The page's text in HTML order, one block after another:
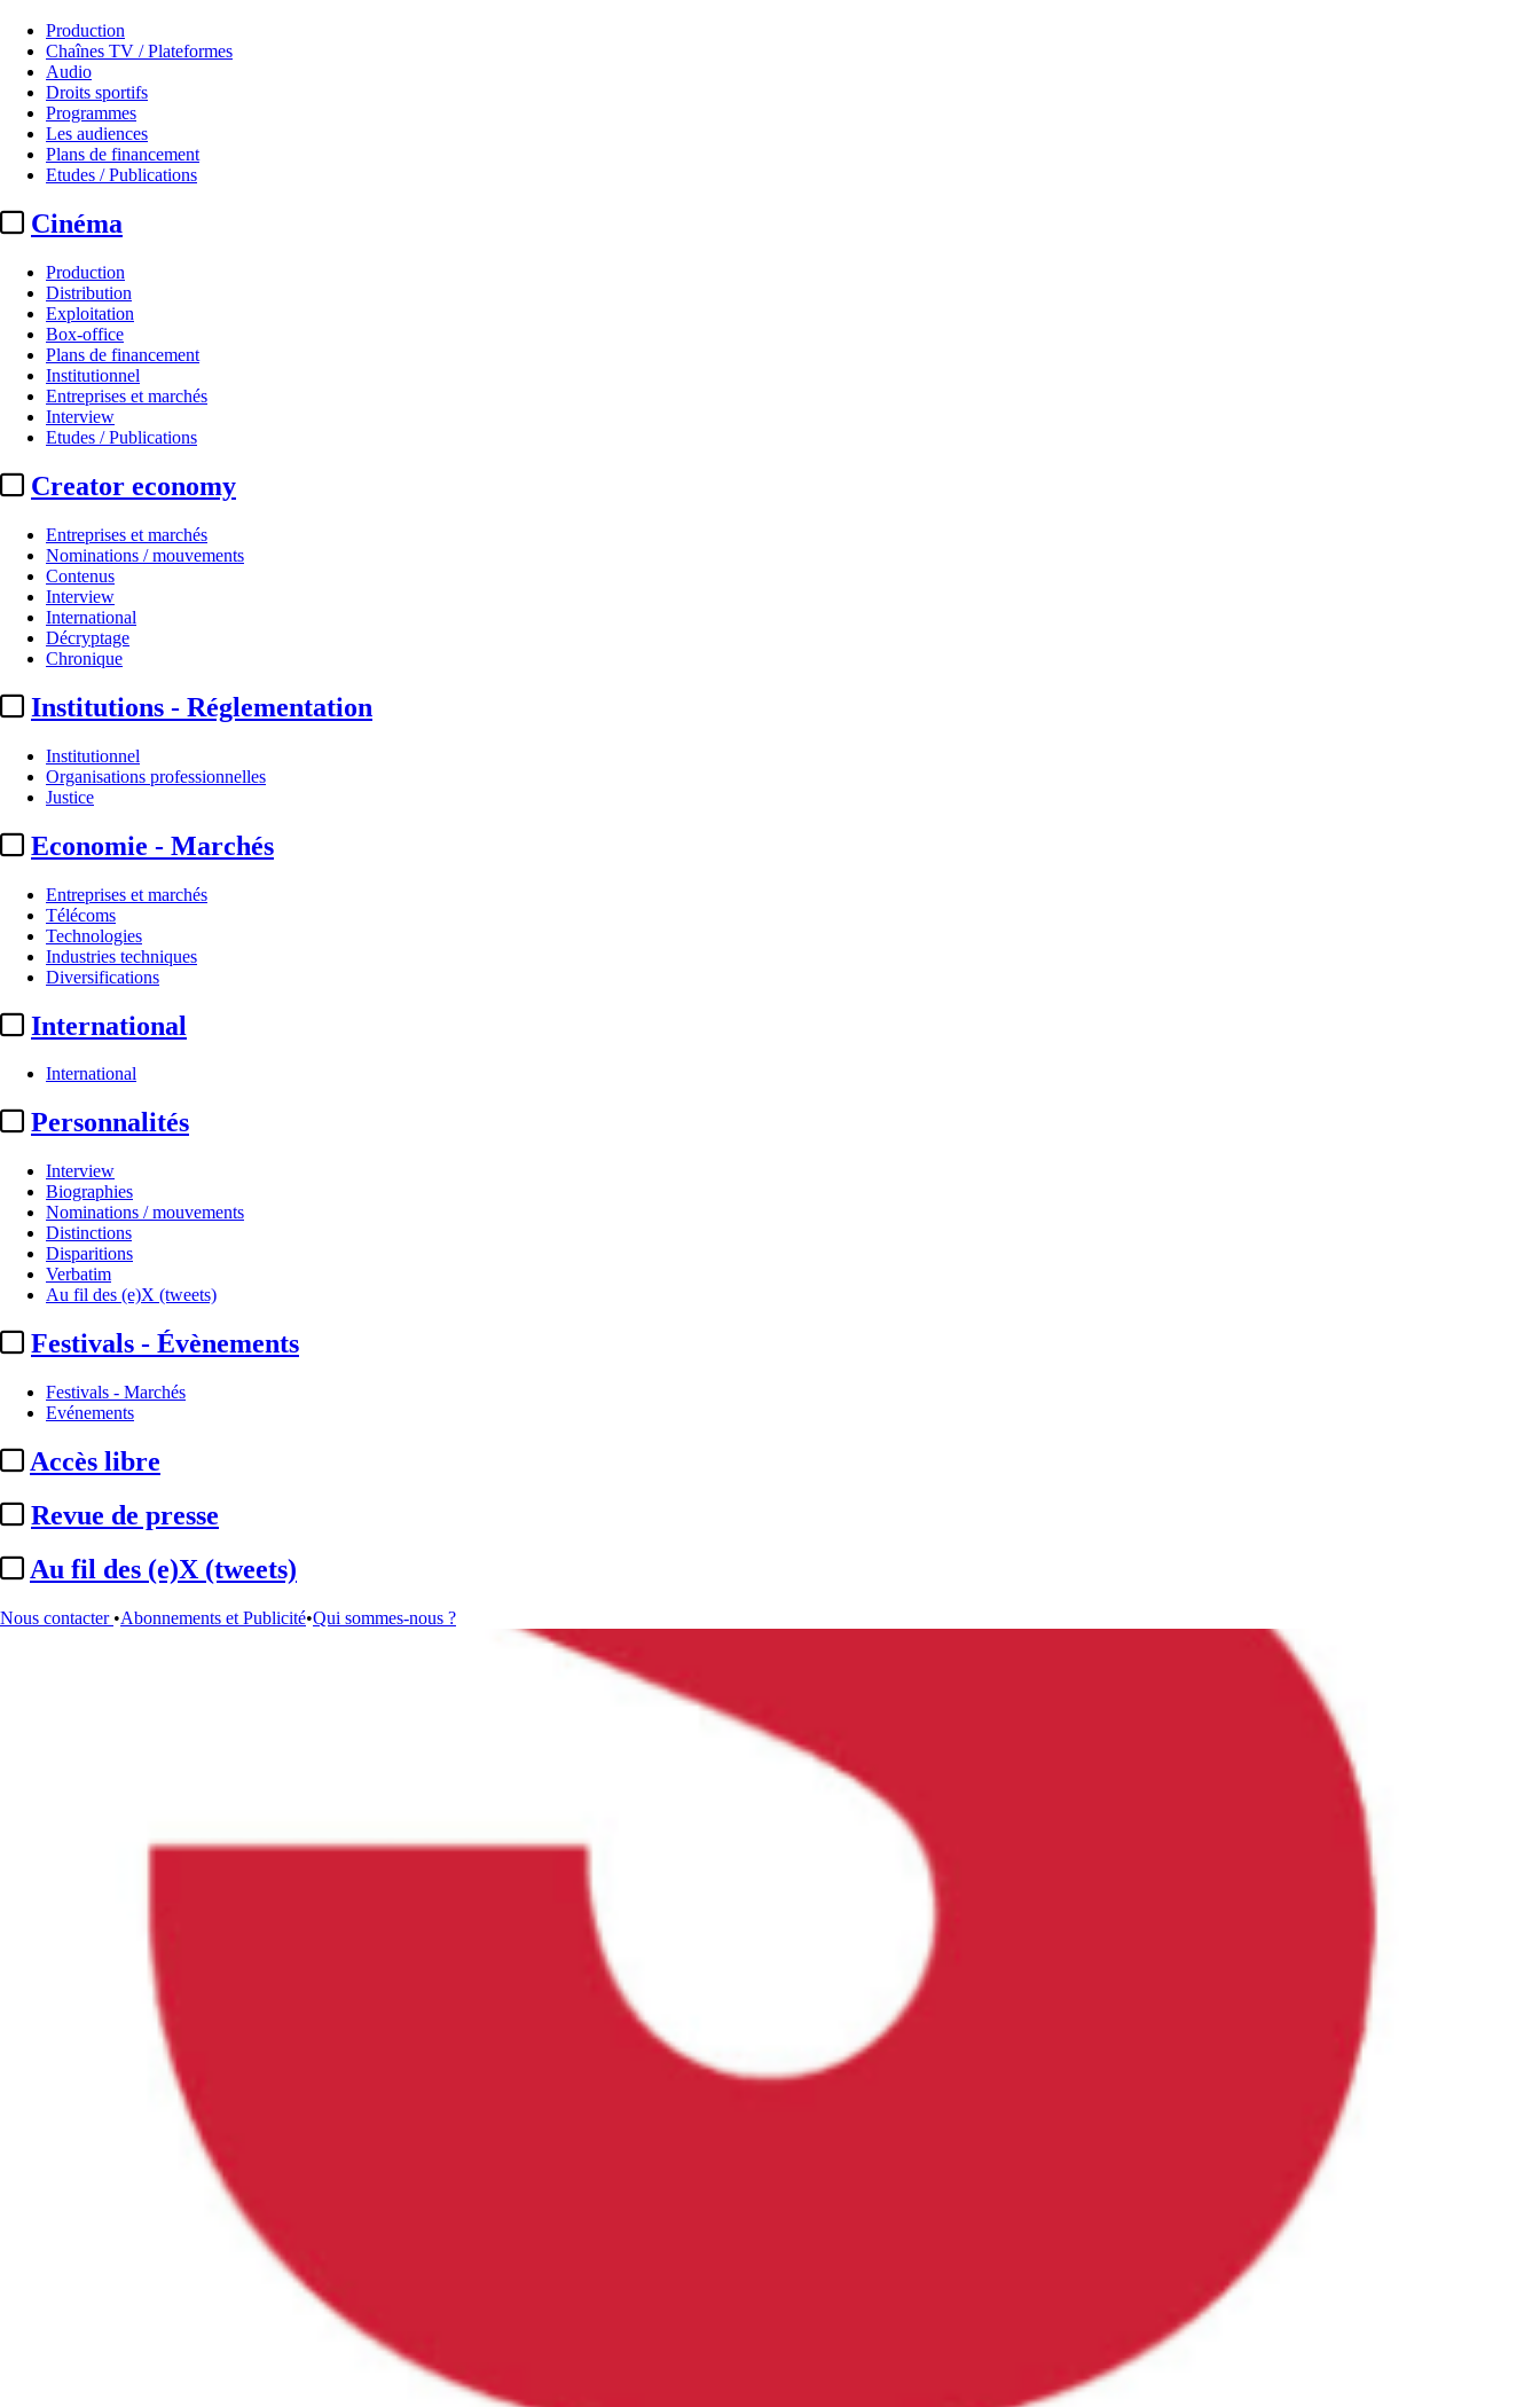
Production
Chaînes TV / Plateformes
Audio
Droits sportifs
Programmes
Les audiences
Plans de financement
Etudes / Publications
Cinéma
Production
Distribution
Exploitation
Box-office
Plans de financement
Institutionnel
Entreprises et marchés
Interview
Etudes / Publications
Creator economy
Entreprises et marchés
Nominations / mouvements
Contenus
Interview
International
Décryptage
Chronique
Institutions - Réglementation
Institutionnel
Organisations professionnelles
Justice
Economie - Marchés
Entreprises et marchés
Télécoms
Technologies
Industries techniques
Diversifications
International
International
Personnalités
Interview
Biographies
Nominations / mouvements
Distinctions
Disparitions
Verbatim
Au fil des (e)X (tweets)
Festivals - Évènements
Festivals - Marchés
Evénements
Accès libre
Revue de presse
Au fil des (e)X (tweets)
Nous contacter •Abonnements et Publicité•Qui sommes-nous ?